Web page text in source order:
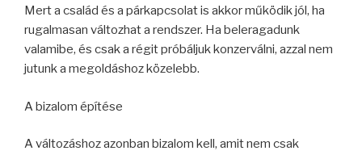
Mert a család és a párkapcsolat is akkor működik jól, ha
rugalmasan változhat a rendszer. Ha beleragadunk
valamibe, és csak a régit próbáljuk konzerválni, azzal nem
jutunk a megoldáshoz közelebb.
A bizalom építése
A változáshoz azonban bizalom kell, amit nem csak